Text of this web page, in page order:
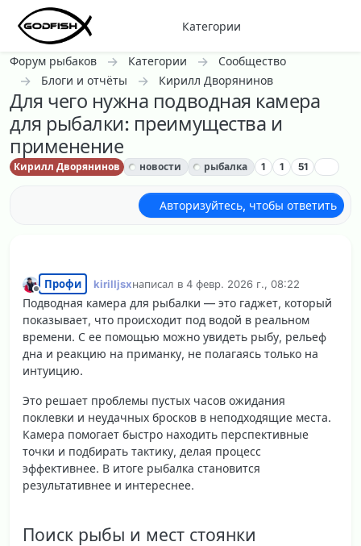
Перейти к содержанию
Категории
Форум рыбаков Категории
Сообщество
Блоги и отчёты
Кирилл Дворянинов
Для чего нужна подводная камера
для рыбалки: преимущества и
применение
Кирилл Дворянинов новости рыбалка 1 1 51
Авторизуйтесь, чтобы ответить
Не в сети
Профи kirilljsxнаписал в 4 февр. 2026 г., 08:22
отредактировано
Подводная камера для рыбалки — это гаджет, который
показывает, что происходит под водой в реальном
времени. С ее помощью можно увидеть рыбу, рельеф
дна и реакцию на приманку, не полагаясь только на
интуицию.
Это решает проблемы пустых часов ожидания
поклевки и неудачных бросков в неподходящие места.
Камера помогает быстро находить перспективные
точки и подбирать тактику, делая процесс
эффективнее. В итоге рыбалка становится
результативнее и интереснее.
Поиск рыбы и мест стоянки